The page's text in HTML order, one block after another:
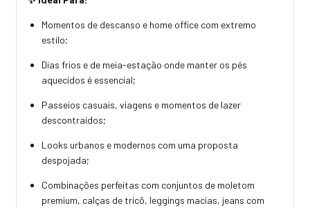
Momentos de descanso e home office com extremo
estilo;
Dias frios e de meia-estação onde manter os pés
aquecidos é essencial;
Passeios casuais, viagens e momentos de lazer
descontraídos;
Looks urbanos e modernos com uma proposta
despojada;
Combinações perfeitas com conjuntos de moletom
premium, calças de tricô, leggings macias, jeans com